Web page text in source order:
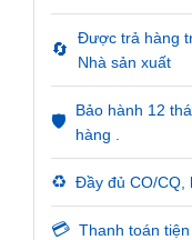
🔄
Được trả hàng
Nhà sản xuất
🛡️
Bảo hành 12
hàng .
♻️ Đầy đủ CO/CQ,
💳 Thanh toán